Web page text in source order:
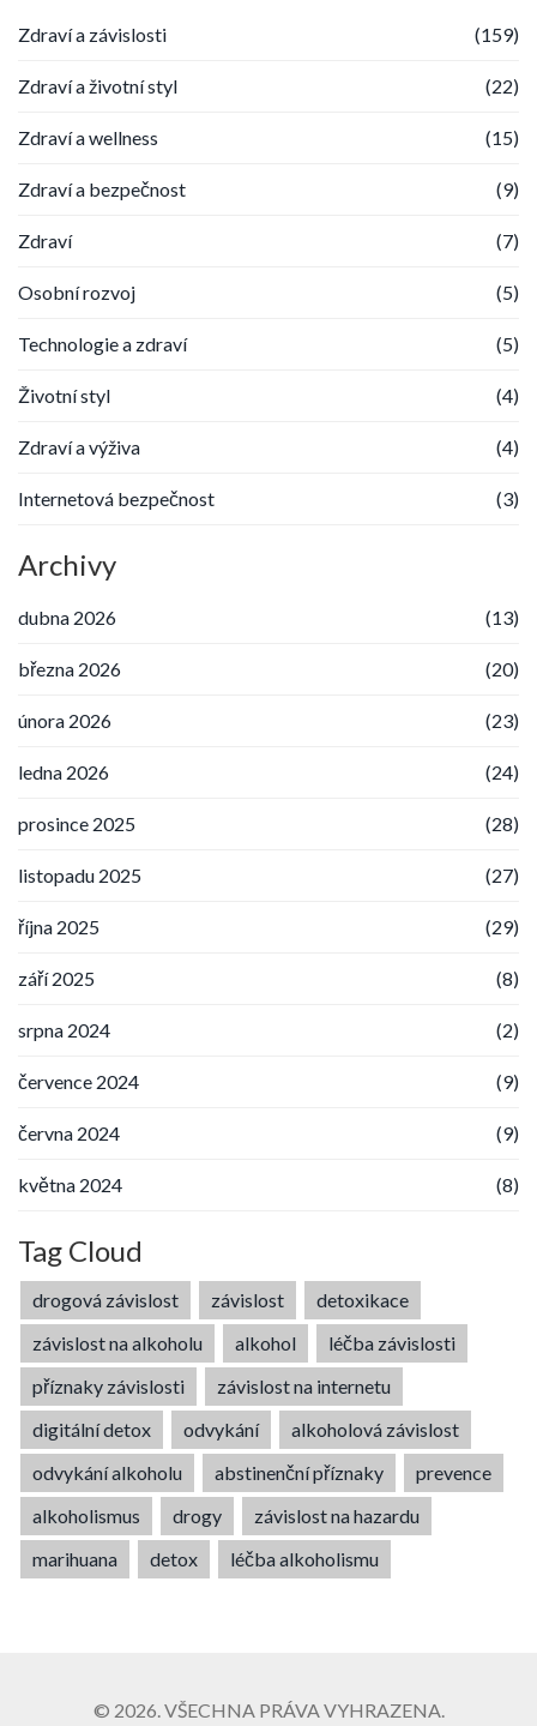
Zdraví a závislosti (159)
Zdraví a životní styl (22)
Zdraví a wellness (15)
Zdraví a bezpečnost (9)
Zdraví (7)
Osobní rozvoj (5)
Technologie a zdraví (5)
Životní styl (4)
Zdraví a výživa (4)
Internetová bezpečnost (3)
Archivy
dubna 2026 (13)
března 2026 (20)
února 2026 (23)
ledna 2026 (24)
prosince 2025 (28)
listopadu 2025 (27)
října 2025 (29)
září 2025 (8)
srpna 2024 (2)
července 2024 (9)
června 2024 (9)
května 2024 (8)
Tag Cloud
drogová závislost závislost
detoxikace
závislost na alkoholu
alkohol
léčba závislosti
příznaky závislosti
závislost na internetu
digitální detox
odvykání
alkoholová závislost
odvykání alkoholu
abstinenční příznaky
prevence
alkoholismus
drogy
závislost na hazardu
marihuana
detox léčba alkoholismu
© 2026. VŠECHNA PRÁVA VYHRAZENA.